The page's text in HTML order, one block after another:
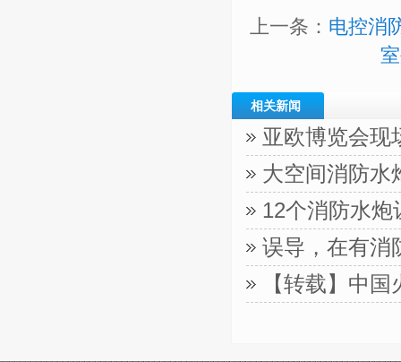
上一条： 电控消
相关新闻
亚欧博览会现
大空间消防水
12个消防水
误导，在有消
【转载】中